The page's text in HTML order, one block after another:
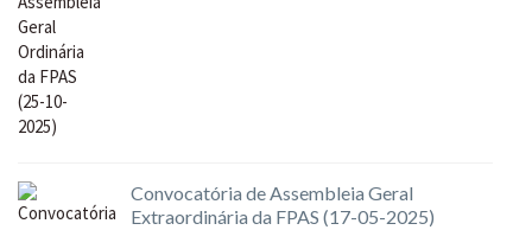
Convocatória de Assembleia Geral
Extraordinária da FPAS (17-05-2025)